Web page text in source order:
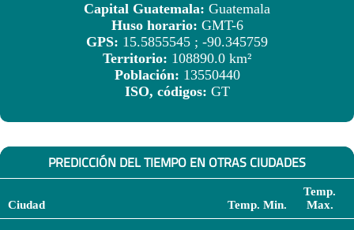
Capital Guatemala: Guatemala
Huso horario: GMT-6
GPS: 15.5855545 ; -90.345759
Territorio: 108890.0 km²
Población: 13550440
ISO, códigos: GT
PREDICCIÓN DEL TIEMPO EN OTRAS CIUDADES
Ciudad Temp. Min.
Temp.
Max.